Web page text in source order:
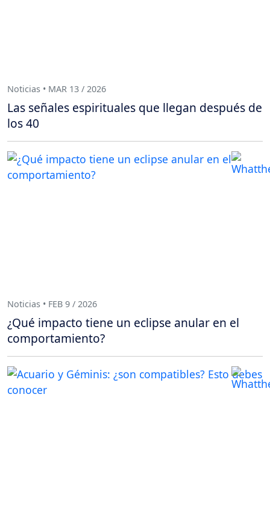
Noticias • MAR 13 / 2026
Las señales espirituales que llegan después de
los 40
Noticias • FEB 9 / 2026
¿Qué impacto tiene un eclipse anular en el
comportamiento?